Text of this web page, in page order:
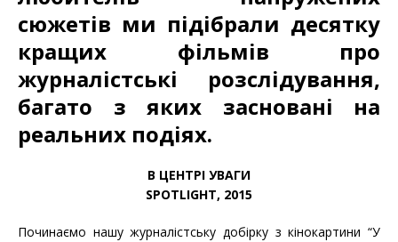
сюжетів ми підібрали десятку
кращих фільмів про
журналістські розслідування,
багато з яких засновані на
реальних подіях.
В ЦЕНТРІ УВАГИ
SPOTLIGHT, 2015
Починаємо нашу журналістську добірку з кінокартини “У